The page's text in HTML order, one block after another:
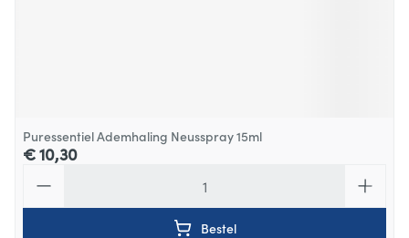
Puressentiel Ademhaling Neusspray 15ml
€ 10,30
Bestel